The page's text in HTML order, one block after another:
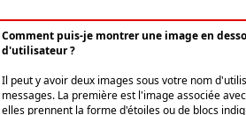
Comment puis-je montrer une image en
d'utilisateur ?
Il peut y avoir deux images sous votre nom
messages. La première est l'image associée
elles prennent la forme d'étoiles ou de blocs